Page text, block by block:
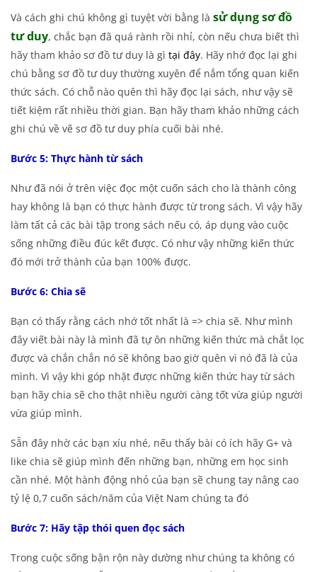
Và cách ghi chú không gì tuyệt vời bằng là sử dụng sơ đồ
tư duy, chắc bạn đã quá rành rồi nhỉ, còn nếu chưa biết thì
hãy tham khảo sơ đồ tư duy là gì tại đây. Hãy nhớ đọc lại ghi
chú bằng sơ đồ tư duy thường xuyên để nắm tổng quan kiến
thức sách. Có chỗ nào quên thì hãy đọc lại sách, như vậy sẽ
tiết kiệm rất nhiều thời gian. Bạn hãy tham khảo những cách
ghi chú về vẽ sơ đồ tư duy phía cuối bài nhé.
Bước 5: Thực hành từ sách
Như đã nói ở trên việc đọc một cuốn sách cho là thành công
hay không là bạn có thực hành được từ trong sách. Vì vậy hãy
làm tất cả các bài tập trong sách nếu có, áp dụng vào cuộc
sống những điều đúc kết được. Có như vậy những kiến thức
đó mới trở thành của bạn 100% được.
Bước 6: Chia sẽ
Bạn có thấy rằng cách nhớ tốt nhất là => chia sẽ. Như mình
đây viết bài này là mình đã tự ôn những kiến thức mà chắt lọc
được và chắn chắn nó sẽ không bao giờ quên vì nó đã là của
mình. Vì vậy khi góp nhặt được những kiến thức hay từ sách
bạn hãy chia sẽ cho thật nhiều người càng tốt vừa giúp người
vừa giúp mình.
Sẵn đây nhờ các bạn xíu nhé, nếu thấy bài có ích hãy G+ và
like chia sẽ giúp mình đến những bạn, những em học sinh
cần nhé. Một hành động nhỏ của bạn sẽ chung tay nâng cao
tỷ lệ 0,7 cuốn sách/năm của Việt Nam chúng ta đó
Bước 7: Hãy tập thói quen đọc sách
Trong cuộc sống bận rộn này dường như chúng ta không có